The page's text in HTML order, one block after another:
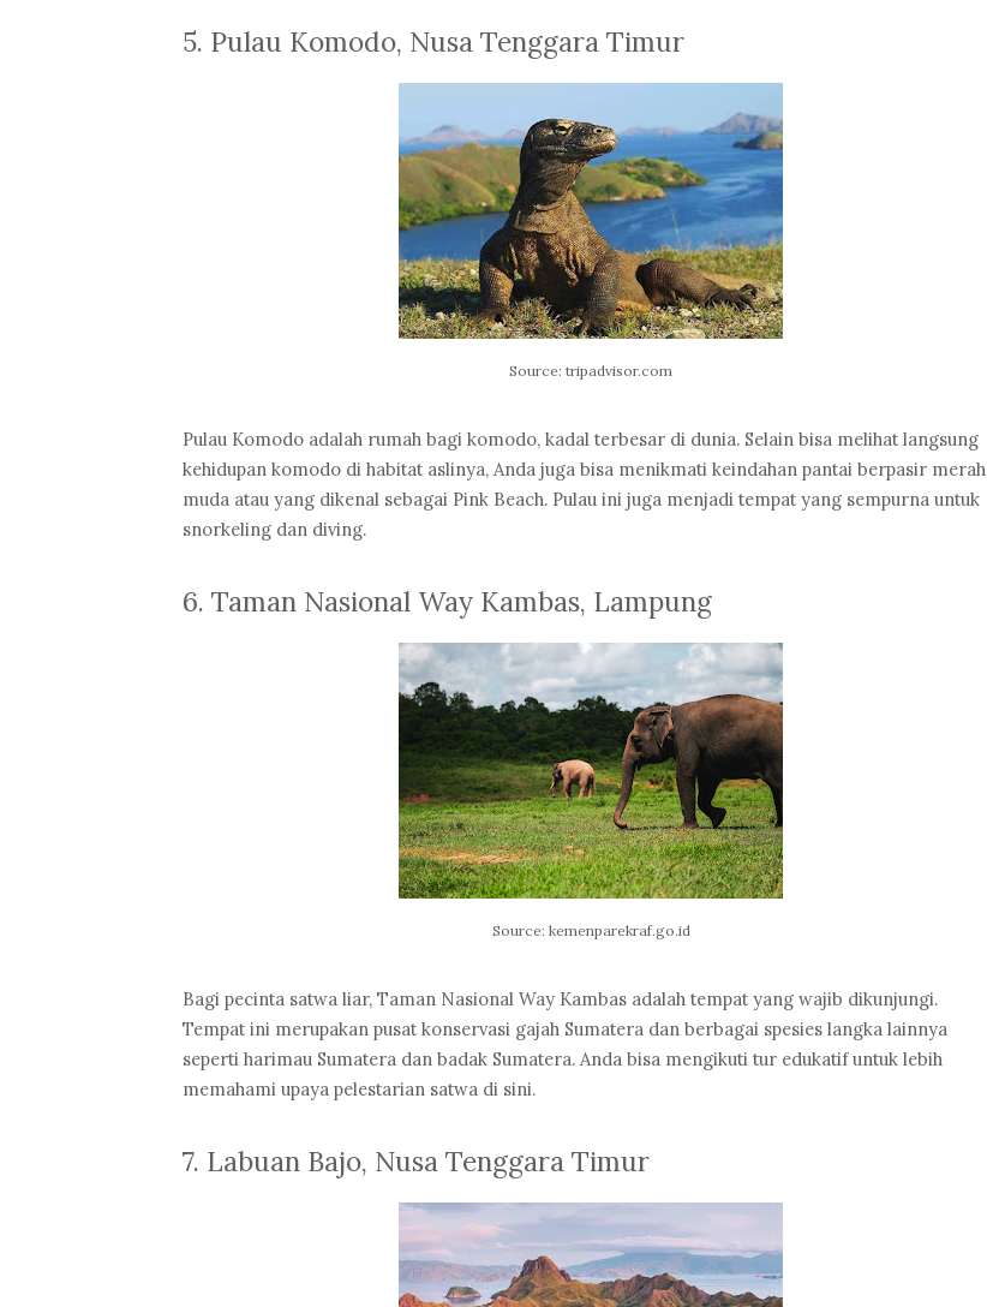
5. Pulau Komodo, Nusa Tenggara Timur
Source: tripadvisor.com
Pulau Komodo adalah rumah bagi komodo, kadal terbesar di dunia. Selain bisa melihat langsung
kehidupan komodo di habitat aslinya, Anda juga bisa menikmati keindahan pantai berpasir merah
muda atau yang dikenal sebagai Pink Beach. Pulau ini juga menjadi tempat yang sempurna untuk
snorkeling dan diving.
6. Taman Nasional Way Kambas, Lampung
Source: kemenparekraf.go.id
Bagi pecinta satwa liar, Taman Nasional Way Kambas adalah tempat yang wajib dikunjungi.
Tempat ini merupakan pusat konservasi gajah Sumatera dan berbagai spesies langka lainnya
seperti harimau Sumatera dan badak Sumatera. Anda bisa mengikuti tur edukatif untuk lebih
memahami upaya pelestarian satwa di sini.
7. Labuan Bajo, Nusa Tenggara Timur